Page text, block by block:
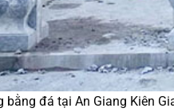
bằng đá tại An Giang Kiên